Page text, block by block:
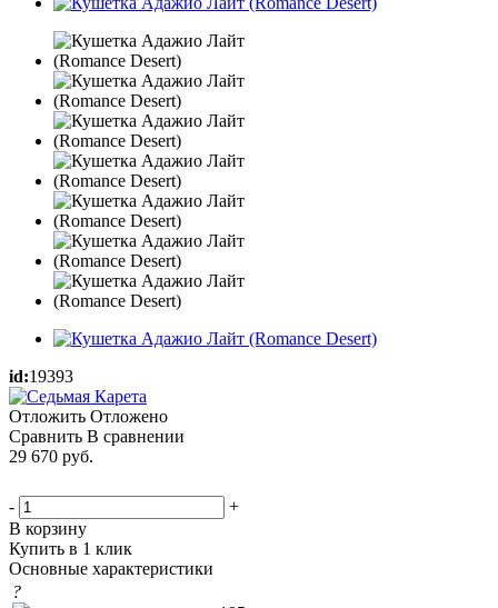
id:19393
Отложить Отложено
Сравнить В сравнении
29 670 руб.
-
+
В корзину
Купить в 1 клик
Основные характеристики
?